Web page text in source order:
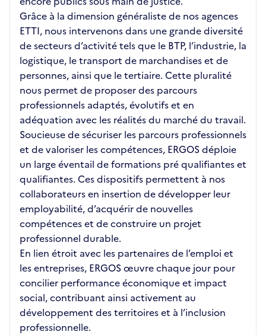
Grâce à la dimension généraliste de nos agences
ETTI, nous intervenons dans une grande diversité
de secteurs d’activité tels que le BTP, l’industrie, la
logistique, le transport de marchandises et de
personnes, ainsi que le tertiaire. Cette pluralité
nous permet de proposer des parcours
professionnels adaptés, évolutifs et en
adéquation avec les réalités du marché du travail.
Soucieuse de sécuriser les parcours professionnels
et de valoriser les compétences, ERGOS déploie
un large éventail de formations pré qualifiantes et
qualifiantes. Ces dispositifs permettent à nos
collaborateurs en insertion de développer leur
employabilité, d’acquérir de nouvelles
compétences et de construire un projet
professionnel durable.
En lien étroit avec les partenaires de l’emploi et
les entreprises, ERGOS œuvre chaque jour pour
concilier performance économique et impact
social, contribuant ainsi activement au
développement des territoires et à l’inclusion
professionnelle.